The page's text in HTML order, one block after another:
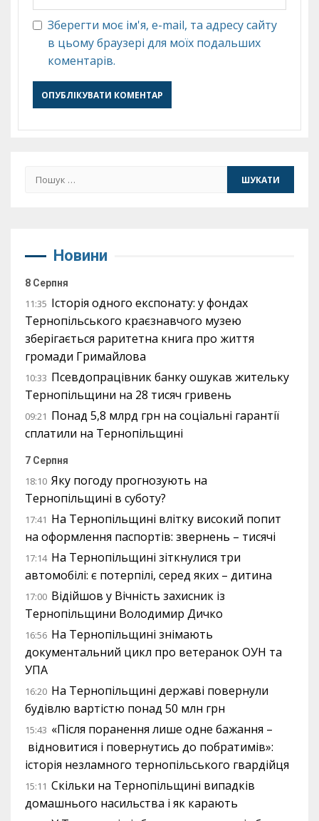
Зберегти моє ім'я, e-mail, та адресу сайту
в цьому браузері для моїх подальших
коментарів.
Пошук:
Новини
8 Серпня
11:35 Історія одного експонату: у фондах
Тернопільського краєзнавчого музею
зберігається раритетна книга про життя
громади Гримайлова
10:33 Псевдопрацівник банку ошукав жительку
Тернопільщини на 28 тисяч гривень
09:21 Понад 5,8 млрд грн на соціальні гарантії
сплатили на Тернопільщині
7 Серпня
18:10 Яку погоду прогнозують на
Тернопільщині в суботу?
17:41 На Тернопільщині влітку високий попит
на оформлення паспортів: звернень – тисячі
17:14 На Тернопільщині зіткнулися три
автомобілі: є потерпілі, серед яких – дитина
17:00 Відійшов у Вічність захисник із
Тернопільщини Володимир Дичко
16:56 На Тернопільщині знімають
документальний цикл про ветеранок ОУН та
УПА
16:20 На Тернопільщині державі повернули
будівлю вартістю понад 50 млн грн
15:43 «Після поранення лише одне бажання –
відновитися і повернутись до побратимів»:
історія незламного тернопільського гвардійця
15:11 Скільки на Тернопільщині випадків
домашнього насильства і як карають